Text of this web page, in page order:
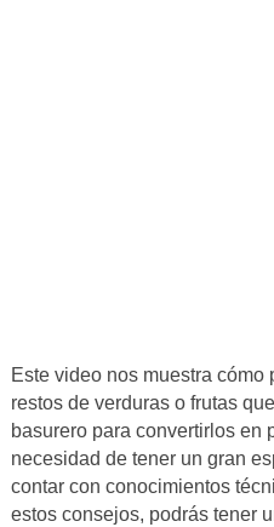
Este video nos muestra
restos de verduras o frutas
basurero para convertirlos en
necesidad de tener un gran
contar con conocimientos
estos consejos, podrás tener